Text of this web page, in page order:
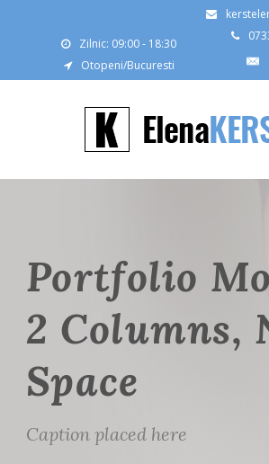
Zilnic: 09:00 - 18:30
Otopeni/Bucuresti
Portfolio
2 Columns,
Space
Caption placed here